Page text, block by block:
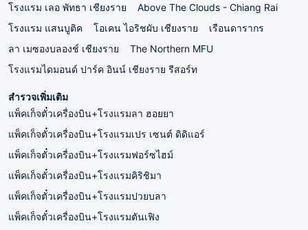
โรงแรม เลอ พัทธา เชียงราย
Above The Clouds - Chiang Rai
โรงแรม แสนบูติค
โอเคน ไอริชผับ เชียงราย
เรือนดารากร
ลา เมซองบลองช์ เชียงราย
The Northern MFU
โรงแรมไดมอนด์ ปาร์ค อินน์ เชียงราย รีสอร์ท
สำรวจเพิ่มเติม
แพ็คเก็จตั๋วเครื่องบิน+โรงแรมลา ฮอยยา
แพ็คเก็จตั๋วเครื่องบิน+โรงแรมเปร เซนต์ ดิดิแอร์
แพ็คเก็จตั๋วเครื่องบิน+โรงแรมฟอร์ซไฮม์
แพ็คเก็จตั๋วเครื่องบิน+โรงแรมคิริชิมา
แพ็คเก็จตั๋วเครื่องบิน+โรงแรมปวยบลา
แพ็คเก็จตั๋วเครื่องบิน+โรงแรมตันเฟิง